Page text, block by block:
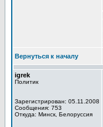
Вернуться к началу
igrek
Политик
Зарегистрирован: 05.11.2008
Сообщения: 753
Откуда: Минск, Белоруссия